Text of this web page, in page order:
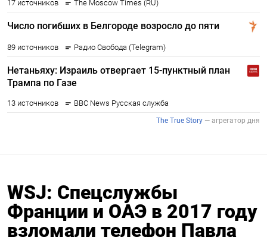
WSJ: Спецслужбы
Франции и ОАЭ в 2017 году
взломали телефон Павла